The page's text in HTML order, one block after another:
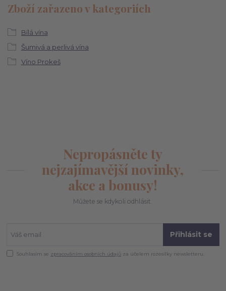
Zboží zařazeno v kategoriích
Bílá vína
Šumivá a perlivá vína
Víno Prokeš
Nepropásněte ty
nejzajímavější novinky,
akce a bonusy!
Můžete se kdykoli odhlásit.
Přihlásit se
Souhlasím se zpracováním osobních údajů za účelem rozesílky newsletteru.